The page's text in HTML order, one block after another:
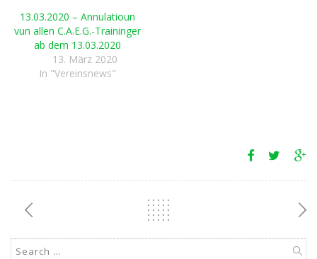
13.03.2020 – Annulatioun
vun allen C.A.E.G.-Traininger
ab dem 13.03.2020
13. März 2020
In "Vereinsnews"